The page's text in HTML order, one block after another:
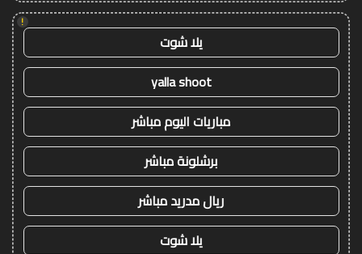
!
يلا شوت
yalla shoot
مباريات اليوم مباشر
برشلونة مباشر
ريال مدريد مباشر
يلا شوت